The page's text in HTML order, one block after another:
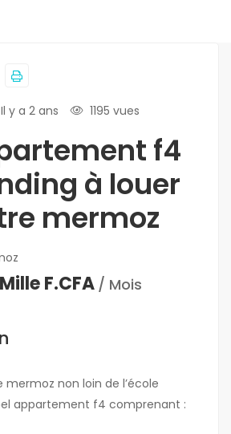
Il y a 2 ans 1195 vues
f4
à louer
mermoz
F.CFA / Mois
non loin de l’école
appartement f4 comprenant :